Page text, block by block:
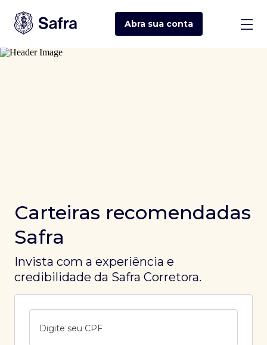
Abra sua conta
Carteiras recomendadas
Safra
Invista com a experiência e
credibilidade da Safra Corretora.
Digite seu CPF